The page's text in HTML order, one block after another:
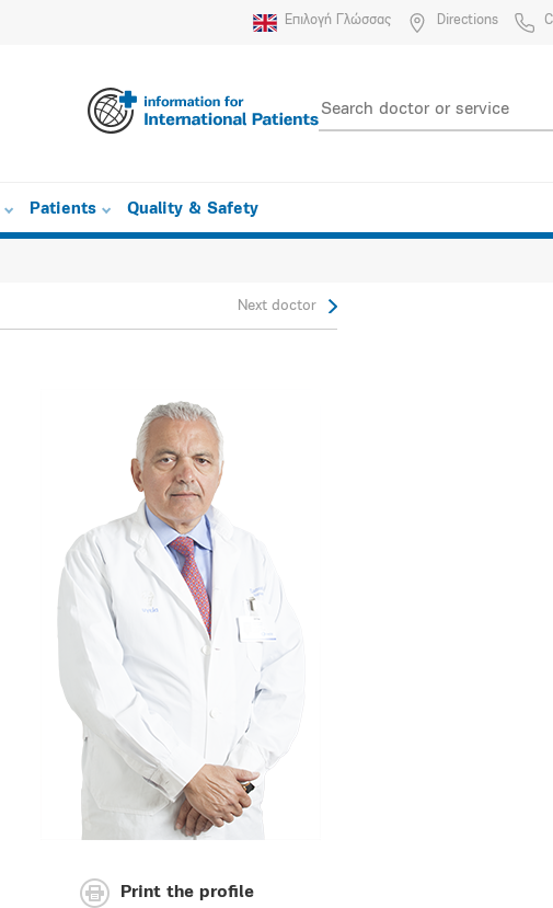
Επιλογή Γλώσσας Directions
Patients Quality & Safety
Next doctor
Print the profile